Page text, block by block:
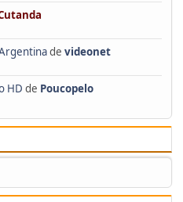
de videonet
HD de Poucopelo